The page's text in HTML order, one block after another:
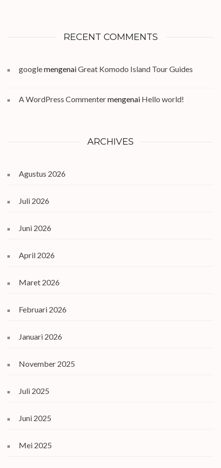
RECENT COMMENTS
googlemengenaiGreat Komodo Island Tour Guides
A WordPress Commentermengenai Hello world!
ARCHIVES
Agustus 2026
Juli 2026
Juni 2026
April 2026
Maret 2026
Februari 2026
Januari 2026
November 2025
Juli 2025
Juni 2025
Mei 2025